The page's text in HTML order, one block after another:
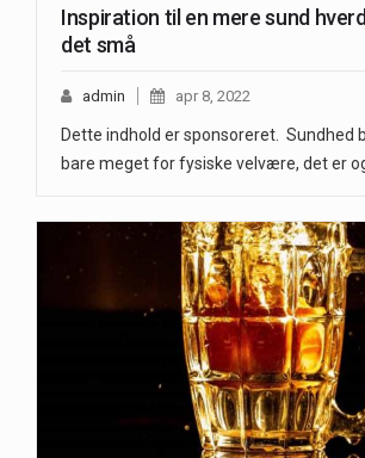
Inspiration til en mere sund
det små
admin apr 8, 2022
Dette indhold er sponsoreret. Sundhed
bare meget for fysiske velvære, det er